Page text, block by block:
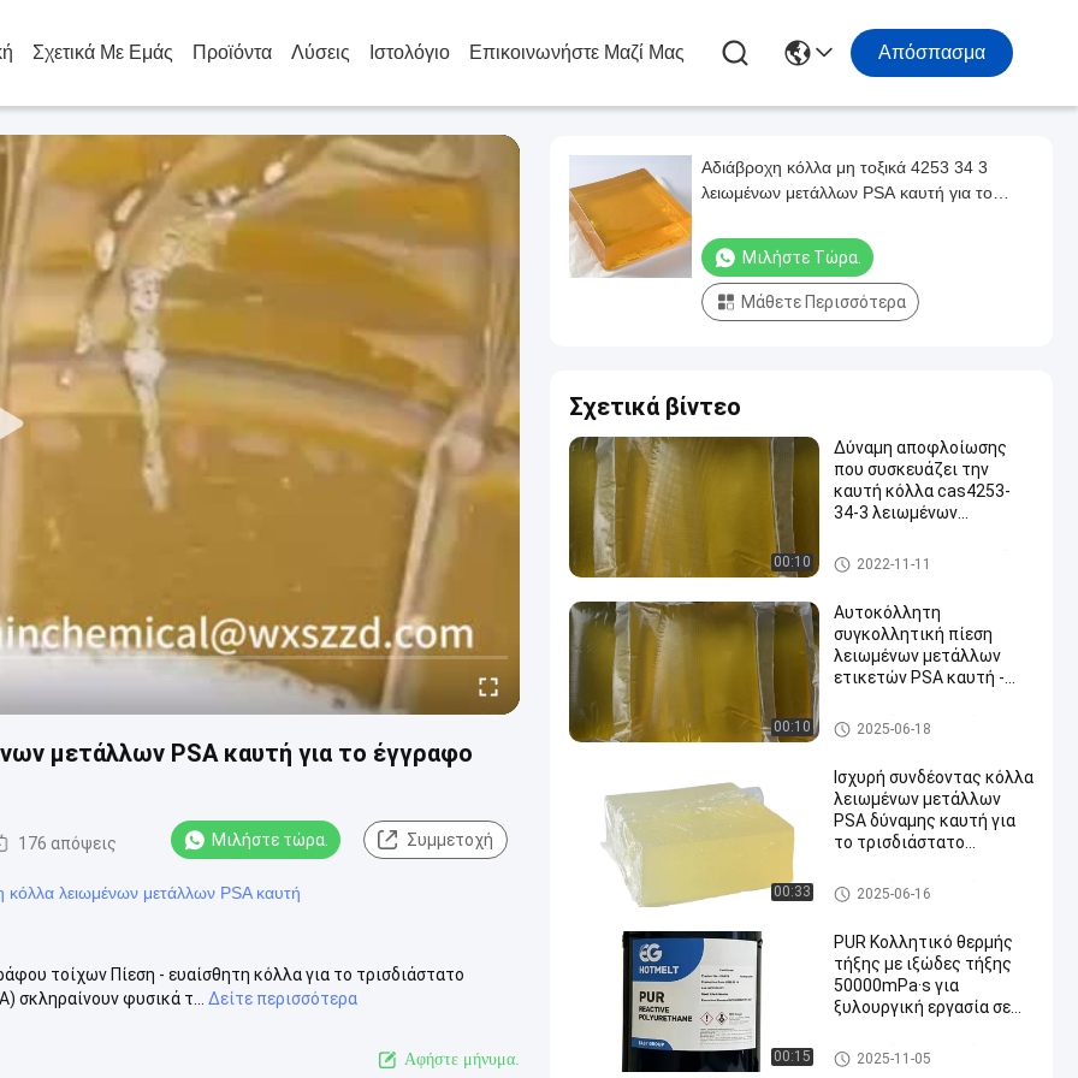
Σχετικά Με Εμάς Προϊόντα Λύσεις Ιστολόγιο Επικοινωνήστε Μαζί Μας Απόσπασμα
μετάλλων PSA καυτή για το έγγραφο
176 απόψεις Μιλήστε τώρα. Συμμετοχή
κόλλα λειωμένων μετάλλων PSA καυτή
τοίχων Πίεση - ευαίσθητη κόλλα για το τρισδιάστατο
φυσικά τ...
Δείτε περισσότερα
Αφήστε μήνυμα.
Αδιάβροχη κόλλα μη τοξικά 4253 34 3
λειωμένων μετάλλων PSA καυτή για το
Μιλήστε Τώρα.
Μάθετε Περισσότερα
Σχετικά βίντεο
00:10
Δύναμη αποφλοίωσης
που συσκευάζει την
καυτή κόλλα cas4253-
34-3 λειωμένων
ετικέτα
Συσκευάζοντας καυτή κόλλ
α λειωμένων μετάλλων
2022-11-11
00:10
Αυτοκόλλητη
συγκολλητική πίεση
λειωμένων μετάλλων
ετικετών PSA καυτή -
λειωμένων μετάλλων
Καυτή κόλλα λειωμένων μετ
άλλων PSA
2025-06-18
00:33
Ισχυρή συνδέοντας κόλλα
λειωμένων μετάλλων
PSA δύναμης καυτή για
το τρισδιάστατο
Καυτή κόλλα λειωμένων μετ
άλλων PSA
2025-06-16
00:15
PUR Κολλητικό θερμής
τήξης με ιξώδες τήξης
50000mPa·s για
ξυλουργική εργασία σε
λειτουργίας 120oC-
140oC και σημείο
Καυτή κόλλα λειωμένων μετ
άλλων ξυλουργικής
2025-11-05